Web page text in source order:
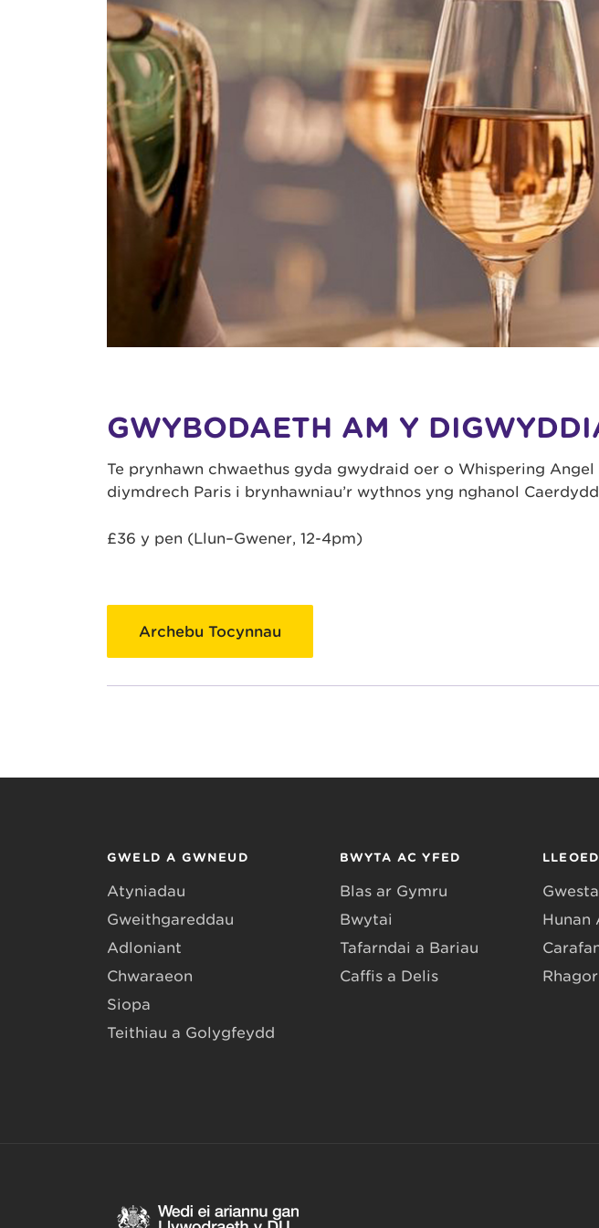
GWYBODAETH AM Y
Te prynhawn chwaethus gyda gwydraid oer o Whispering Angel
diymdrech Paris i brynhawniau’r wythnos yng nghanol
£36 y pen (Llun–Gwener, 12-4pm)
Archebu Tocynnau
GWELD A GWNEUD
Atyniadau
Gweithgareddau
Adloniant
Chwaraeon
Siopa
Teithiau a Golygfeydd
BWYTA AC YFED
Blas ar Gymru
Bwytai
Tafarndai a Bariau
Caffis a Delis
Hunan